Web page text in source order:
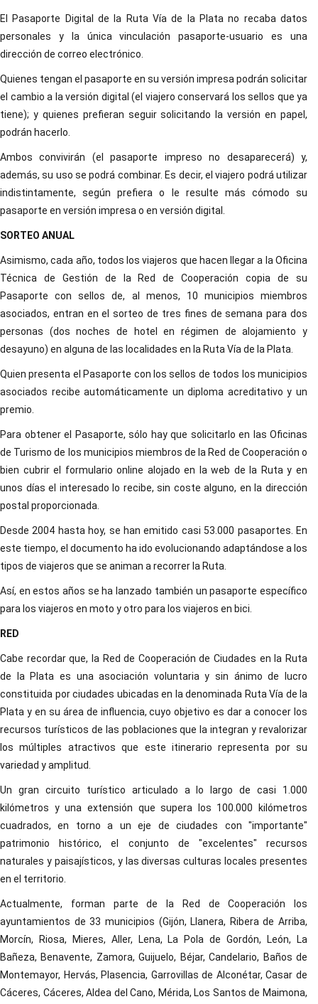
El Pasaporte Digital de la Ruta Vía de la Plata no recaba datos
personales y la única vinculación pasaporte-usuario es una
dirección de correo electrónico.
Quienes tengan el pasaporte en su versión impresa podrán solicitar
el cambio a la versión digital (el viajero conservará los sellos que ya
tiene); y quienes prefieran seguir solicitando la versión en papel,
podrán hacerlo.
Ambos convivirán (el pasaporte impreso no desaparecerá) y,
además, su uso se podrá combinar. Es decir, el viajero podrá utilizar
indistintamente, según prefiera o le resulte más cómodo su
pasaporte en versión impresa o en versión digital.
SORTEO ANUAL
Asimismo, cada año, todos los viajeros que hacen llegar a la Oficina
Técnica de Gestión de la Red de Cooperación copia de su
Pasaporte con sellos de, al menos, 10 municipios miembros
asociados, entran en el sorteo de tres fines de semana para dos
personas (dos noches de hotel en régimen de alojamiento y
desayuno) en alguna de las localidades en la Ruta Vía de la Plata.
Quien presenta el Pasaporte con los sellos de todos los municipios
asociados recibe automáticamente un diploma acreditativo y un
premio.
Para obtener el Pasaporte, sólo hay que solicitarlo en las Oficinas
de Turismo de los municipios miembros de la Red de Cooperación o
bien cubrir el formulario online alojado en la web de la Ruta y en
unos días el interesado lo recibe, sin coste alguno, en la dirección
postal proporcionada.
Desde 2004 hasta hoy, se han emitido casi 53.000 pasaportes. En
este tiempo, el documento ha ido evolucionando adaptándose a los
tipos de viajeros que se animan a recorrer la Ruta.
Así, en estos años se ha lanzado también un pasaporte específico
para los viajeros en moto y otro para los viajeros en bici.
RED
Cabe recordar que, la Red de Cooperación de Ciudades en la Ruta
de la Plata es una asociación voluntaria y sin ánimo de lucro
constituida por ciudades ubicadas en la denominada Ruta Vía de la
Plata y en su área de influencia, cuyo objetivo es dar a conocer los
recursos turísticos de las poblaciones que la integran y revalorizar
los múltiples atractivos que este itinerario representa por su
variedad y amplitud.
Un gran circuito turístico articulado a lo largo de casi 1.000
kilómetros y una extensión que supera los 100.000 kilómetros
cuadrados, en torno a un eje de ciudades con "importante"
patrimonio histórico, el conjunto de "excelentes" recursos
naturales y paisajísticos, y las diversas culturas locales presentes
en el territorio.
Actualmente, forman parte de la Red de Cooperación los
ayuntamientos de 33 municipios (Gijón, Llanera, Ribera de Arriba,
Morcín, Riosa, Mieres, Aller, Lena, La Pola de Gordón, León, La
Bañeza, Benavente, Zamora, Guijuelo, Béjar, Candelario, Baños de
Montemayor, Hervás, Plasencia, Garrovillas de Alconétar, Casar de
Cáceres, Cáceres, Aldea del Cano, Mérida, Los Santos de Maimona,